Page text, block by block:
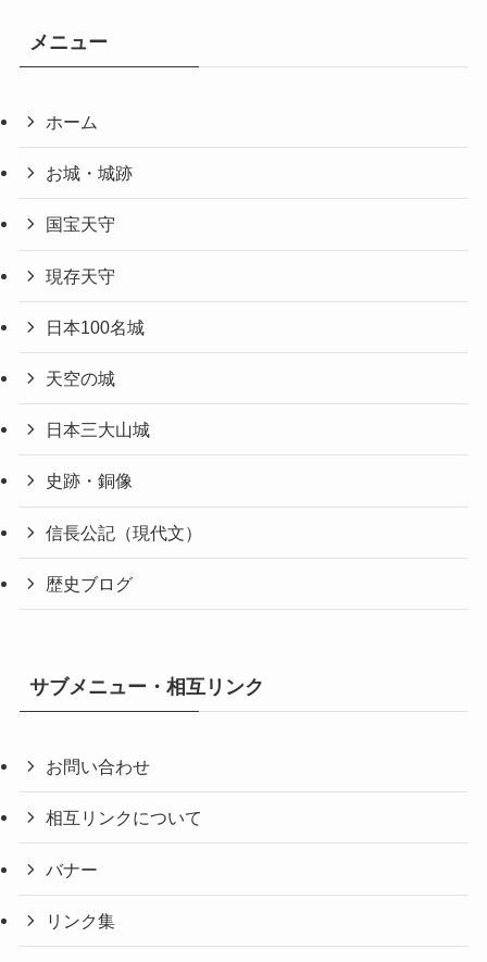
メニュー
ホーム
お城・城跡
国宝天守
現存天守
日本100名城
天空の城
日本三大山城
史跡・銅像
信長公記（現代文）
歴史ブログ
サブメニュー・相互リンク
お問い合わせ
相互リンクについて
バナー
リンク集